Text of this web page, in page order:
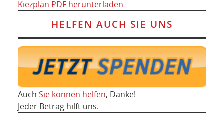
Kiezplan PDF herunterladen
HELFEN AUCH SIE UNS
Auch Sie können helfen, Danke!
Jeder Betrag hilft uns.